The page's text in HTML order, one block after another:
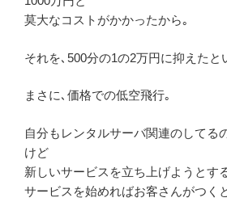
莫大なコストがかかったから｡
それを､500分の1の2万円に抑えたと
まさに､価格での低空飛行｡
自分もレンタルサーバ関連のしてる
けど
新しいサービスを立ち上げようとす
サービスを始めればお客さんがつく